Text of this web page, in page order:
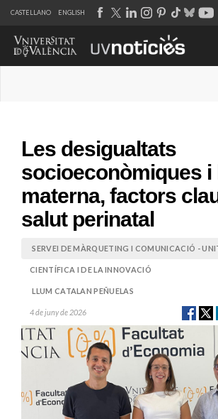
CASTELLANO ENGLISH
Les desigualtats
socioeconòmiques i
materna, factors
salut perinatal
SERVEI DE MÀRQUETING I COMUNICACIÓ -
CIENTÍFICA I DE LA INNOVACIÓ
LLUM CATALAN PEÑUELAS
4 de juny de 2026